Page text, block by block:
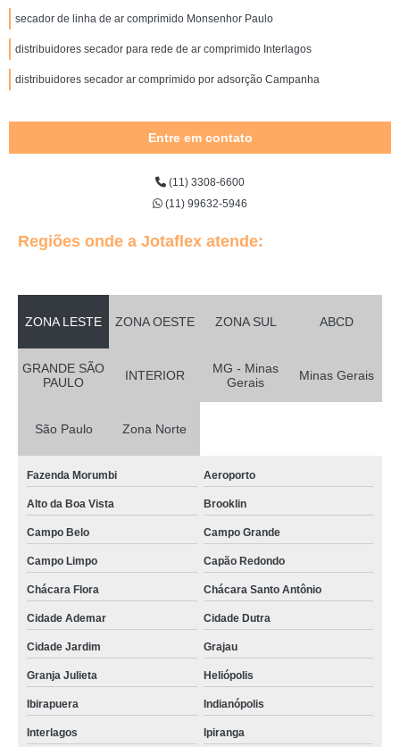
secador de linha de ar comprimido Monsenhor Paulo
distribuidores secador para rede de ar comprimido Interlagos
distribuidores secador ar comprimido por adsorção Campanha
Entre em contato
(11) 3308-6600
(11) 99632-5946
Regiões onde a Jotaflex atende:
ZONA LESTE ZONA OESTE ZONA SUL ABCD
GRANDE SÃO
PAULO
INTERIOR
MG - Minas
Gerais
Minas Gerais
São Paulo Zona Norte
Fazenda Morumbi Aeroporto
Alto da Boa Vista Brooklin
Campo Belo Campo Grande
Campo Limpo Capão Redondo
Chácara Flora Chácara Santo Antônio
Cidade Ademar Cidade Dutra
Cidade Jardim Grajau
Granja Julieta Heliópolis
Ibirapuera Indianópolis
Interlagos Ipiranga